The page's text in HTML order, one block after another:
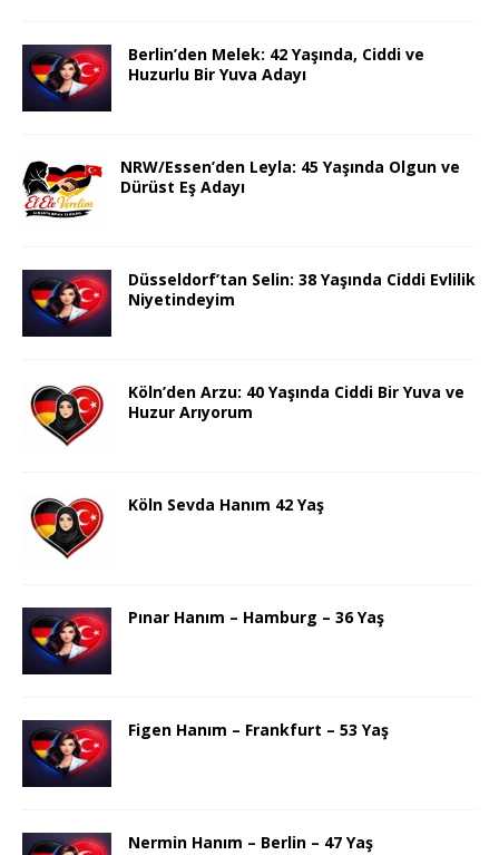
Berlin’den Melek: 42 Yaşında, Ciddi ve
Huzurlu Bir Yuva Adayı
NRW/Essen’den Leyla: 45 Yaşında Olgun ve
Dürüst Eş Adayı
Düsseldorf’tan Selin: 38 Yaşında Ciddi Evlilik
Niyetindeyim
Köln’den Arzu: 40 Yaşında Ciddi Bir Yuva ve
Huzur Arıyorum
Köln Sevda Hanım 42 Yaş
Pınar Hanım – Hamburg – 36 Yaş
Figen Hanım – Frankfurt – 53 Yaş
Nermin Hanım – Berlin – 47 Yaş